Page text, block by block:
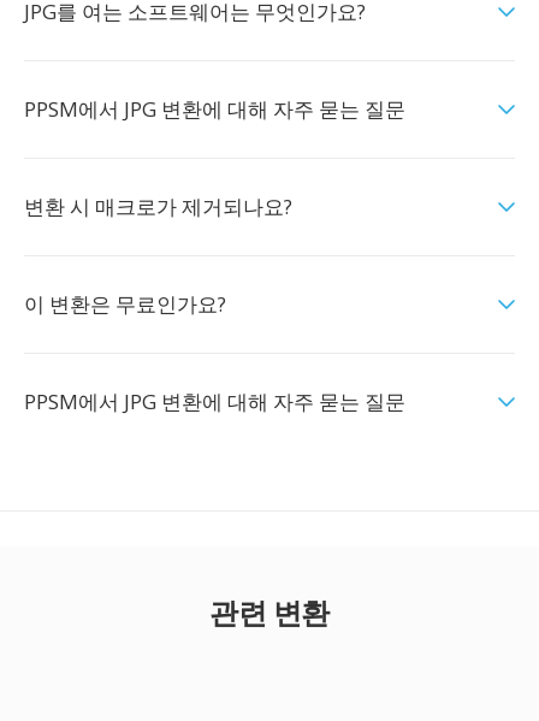
JPG를 여는 소프트웨어는 무엇인가요?
PPSM에서 JPG 변환에 대해 자주 묻는 질문
변환 시 매크로가 제거되나요?
이 변환은 무료인가요?
PPSM에서 JPG 변환에 대해 자주 묻는 질문
관련 변환